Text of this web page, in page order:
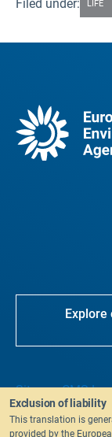
Filed under: LIFE
SitemapCMS
Exclusion of liability
This translation is
provided by the